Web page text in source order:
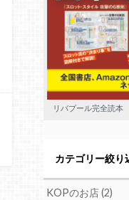
リバプール完全読本
カテゴリー絞り
KOPのお店(2)